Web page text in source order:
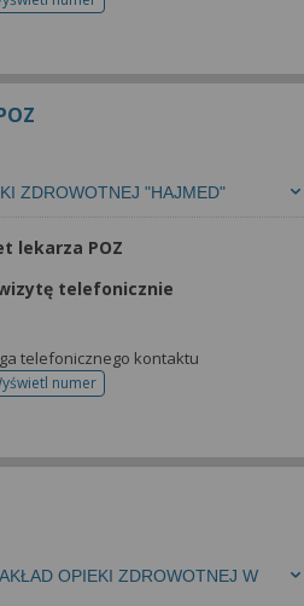
telefonu do rejestracji
ZDROWOTNEJ "HAJMED"
lekarza POZ
telefonicznie
telefonicznego kontaktu
numer
telefonu do rejestracji
OPIEKI ZDROWOTNEJ W